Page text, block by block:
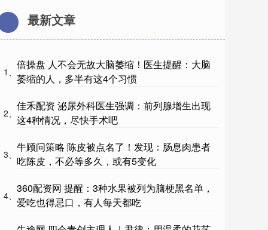
最新文章
1、
倍操盘 人不会无故大脑萎缩！医生提醒：大脑
萎缩的人，多半有这4个习惯
2、
佳禾配资 泌尿外科医生强调：前列腺增生出现
这4种情况，尽快手术吧
3、
牛顾问策略 陈皮被点名了！发现：肠息肉患者
吃陈皮，不必等多久，或有5变化
4、
360配资网 提醒：3种水果被列为脑梗黑名单，
爱吃也得忌口，有人每天都吃